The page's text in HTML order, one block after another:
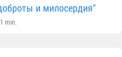
и милосердия"
1 min.